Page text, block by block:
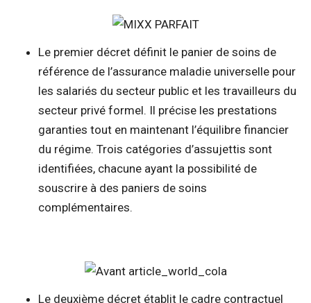
Le premier décret définit le panier de soins de
référence de l’assurance maladie universelle pour
les salariés du secteur public et les travailleurs du
secteur privé formel. Il précise les prestations
garanties tout en maintenant l’équilibre financier
du régime. Trois catégories d’assujettis sont
identifiées, chacune ayant la possibilité de
souscrire à des paniers de soins
complémentaires.
Le deuxième décret établit le cadre contractuel